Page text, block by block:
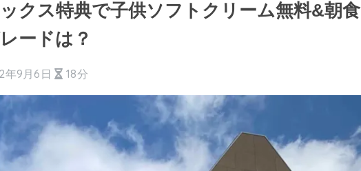
クス特典で子供ソフトクリーム無料&朝食
ードは？
年9月6日 18分